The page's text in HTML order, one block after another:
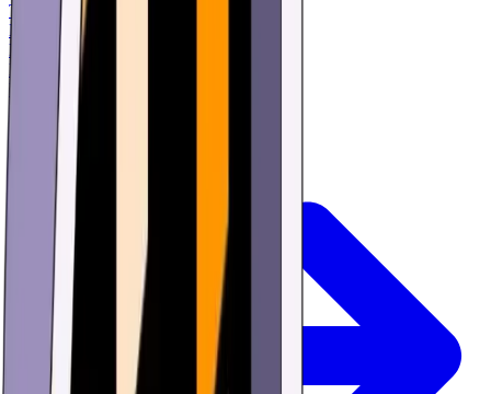
Trò chơi
Mua
Học
Nghiên cứu
Ưu đãi
Đăng nhập